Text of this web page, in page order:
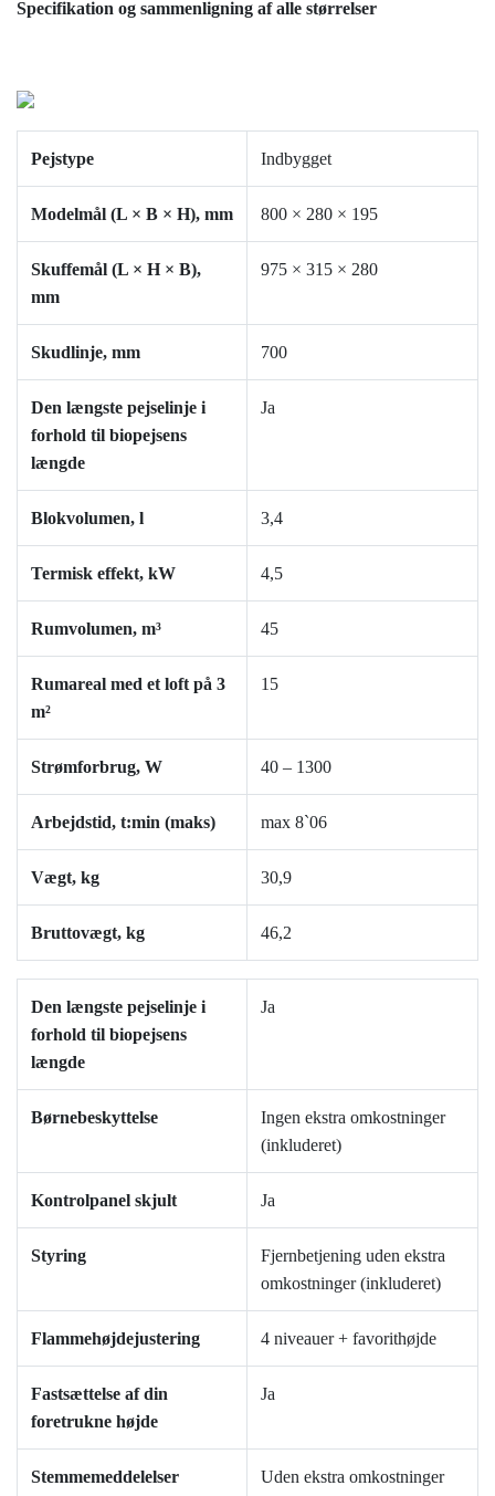
Specifikation og sammenligning af alle størrelser
Pejstype Indbygget
Modelmål (L × B × H), mm 800 × 280 × 195
Skuffemål (L × H × B),
mm
975 × 315 × 280
Skudlinje, mm 700
Den længste pejselinje i
forhold til biopejsens
længde
Ja
Blokvolumen, l 3,4
Termisk effekt, kW 4,5
Rumvolumen, m³ 45
Rumareal med et loft på 3
m²
15
Strømforbrug, W 40 – 1300
Arbejdstid, t:min (maks) max 8`06
Vægt, kg 30,9
Bruttovægt, kg 46,2
Den længste pejselinje i
forhold til biopejsens
længde
Ja
Børnebeskyttelse
Ingen ekstra omkostninger
(inkluderet)
Kontrolpanel skjult Ja
Styring
Fjernbetjening uden ekstra
omkostninger (inkluderet)
Flammehøjdejustering 4 niveauer + favorithøjde
Fastsættelse af din
foretrukne højde
Ja
Stemmemeddelelser
Uden ekstra omkostninger